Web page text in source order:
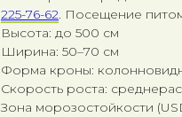
225-76-62. Посещение
Высота: до 500 см
Ширина: 50–70 см
Форма кроны:
Скорость роста:
Зона морозостойкости